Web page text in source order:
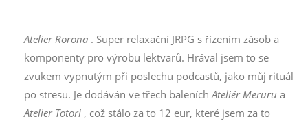
Atelier Rorona . Super relaxační JRPG s řízením zásob a
komponenty pro výrobu lektvarů. Hrával jsem to se
zvukem vypnutým při poslechu podcastů, jako můj rituál
po stresu. Je dodáván ve třech baleních Ateliér Meruru a
Atelier Totori , což stálo za to 12 eur, které jsem za to